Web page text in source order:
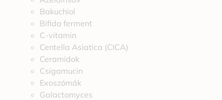
Bakuchiol
Bifida ferment
C-vitamin
Centella Asiatica (CICA)
Ceramidok
Csigamucin
Exoszómák
Galactomyces